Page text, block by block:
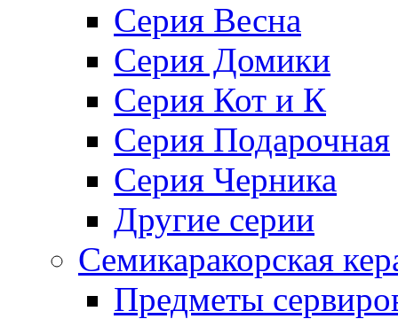
Серия Весна
Серия Домики
Серия Кот и К
Серия Подарочная
Серия Черника
Другие серии
Семикаракорская
Предметы